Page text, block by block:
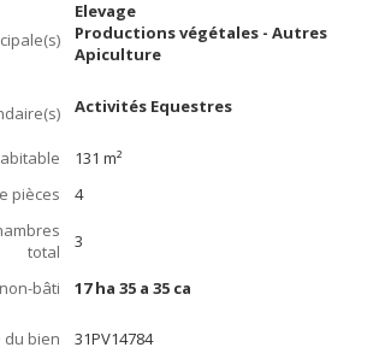
Elevage
Productions végétales - Autres
Apiculture
Activités Equestres
131 m²
pièces
4
total
3
bâti 17 ha 35 a 35 ca
du bien 31PV14784